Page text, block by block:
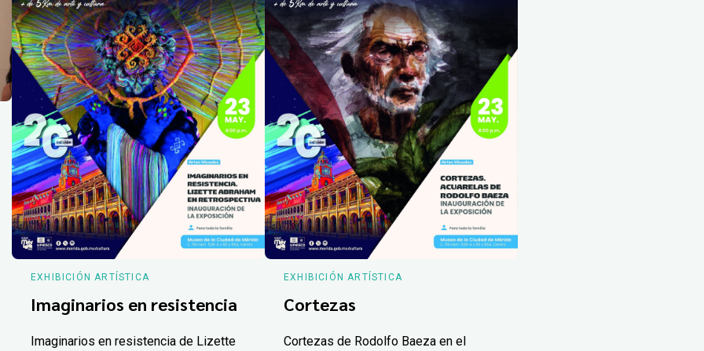
EXHIBICIÓN ARTÍSTICA
Imaginarios en resistencia
Imaginarios en resistencia de Lizette
EXHIBICIÓN ARTÍSTICA
Cortezas
Cortezas de Rodolfo Baeza en el